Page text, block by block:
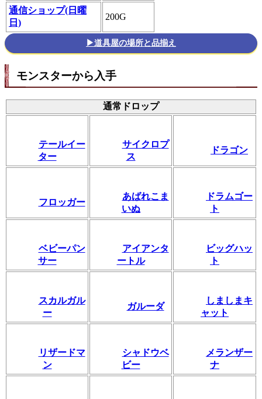
通信ショップ(日曜
日)
200G
▶道具屋の場所と品揃え
モンスターから入手
通常ドロップ
テールイー
ター
サイクロプ
ス
ドラゴン
フロッガー
あばれこま
いぬ
ドラムゴー
ト
ベビーパン
サー
アイアンタ
ートル
ビッグハッ
ト
スカルガル
ー
ガルーダ
しましまキ
ャット
リザードマ
ン
シャドウベ
ビー
メランザー
ナ